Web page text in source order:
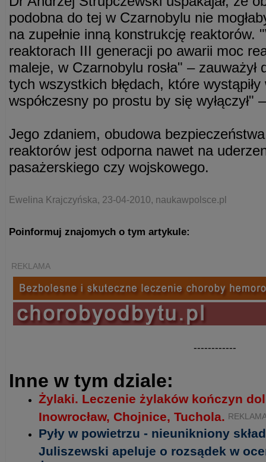
podobna do tej w Czarnobylu nie
na zupełnie inną konstrukcję reaktorów.
reaktorach III generacji po awarii moc
maleje, w Czarnobylu rosła" –
tych wszystkich błędach, które
współczesny po prostu by się wyłączył"
Jego zdaniem, obudowa
reaktorów jest odporna nawet na
pasażerskiego czy wojskowego.
Ewelina Krajczyńska, 23-04-2010, naukawpolsce.pl
Poinformuj znajomych o tym artykule:
REKLAMA
------------
Inne w tym dziale:
Żylaki. Leczenie żylaków kończyn
Inowrocław, Chojnice, Tuchola.
Pyły w powietrzu - nieunikniony
Juliszewski apeluje o rozsądek w